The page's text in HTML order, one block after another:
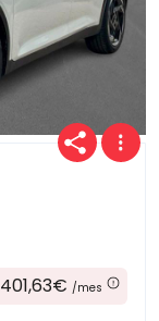
401,63€ /mes